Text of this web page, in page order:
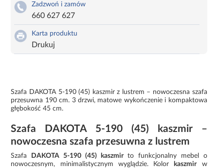
Zadzwoń i zamów
660 627 627
Karta produktu
Drukuj
Szafa DAKOTA 5-190 (45) kaszmir z lustrem – nowoczesna szafa
przesuwna 190 cm. 3 drzwi, matowe wykończenie i kompaktowa
głębokość 45 cm.
Szafa DAKOTA 5-190 (45) kaszmir –
nowoczesna szafa przesuwna z lustrem
Szafa DAKOTA 5-190 (45) kaszmirto funkcjonalny mebel o
nowoczesnym, minimalistycznym wyglądzie. Kolor
kaszmirw